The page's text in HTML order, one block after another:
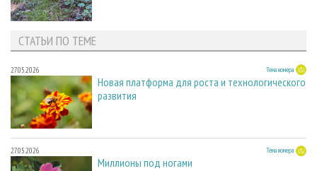
СТАТЬИ ПО ТЕМЕ
27.05.2026 Тема номера
Новая платформа для роста и технологического
развития
27.05.2026 Тема номера
Миллионы под ногами